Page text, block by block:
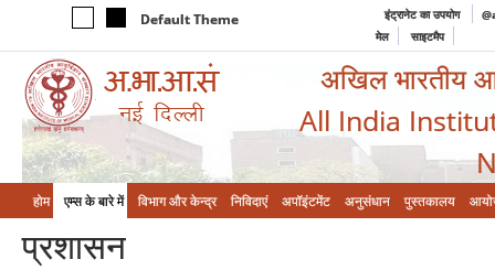
Default Theme इंट्रानेट का उपयोग
मेल
साइटमैप
अखिल भारतीय
All India
होम एम्‍स के बारे में विभाग और केन्‍द्र निविदाएं अपॉइंटमेंट अनुसंधान पुस्तकालय
प्रशासन